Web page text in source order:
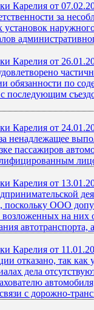
Карелия от
за
Карелия от
обязанности по
последующим
Карелия от
ненадлежащее
пассажиров
Карелия от
ООО
на них
Карелия от
отказано, так
дела
с дорожно-